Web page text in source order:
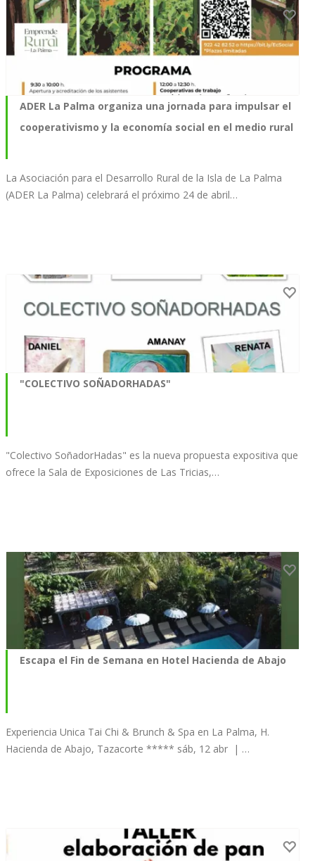
ADER La Palma organiza una jornada para impulsar el
cooperativismo y la economía social en el medio rural
La Asociación para el Desarrollo Rural de la Isla de La Palma
(ADER La Palma) celebrará el próximo 24 de abril…
"COLECTIVO SOÑADORHADAS"
"Colectivo SoñadorHadas" es la nueva propuesta expositiva que
ofrece la Sala de Exposiciones de Las Tricias,…
Escapa el Fin de Semana en Hotel Hacienda de Abajo
Experiencia Unica Tai Chi & Brunch & Spa en La Palma, H.
Hacienda de Abajo, Tazacorte ***** sáb, 12 abr | …